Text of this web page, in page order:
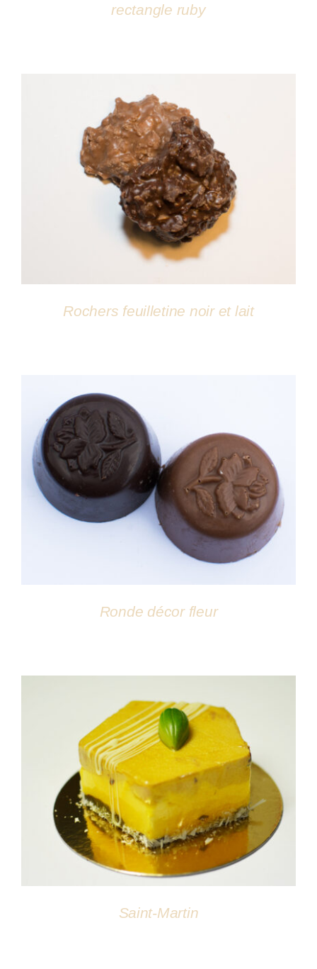
rectangle ruby
DÉTAILS
Rochers feuilletine noir et lait
DÉTAILS
Ronde décor fleur
DÉTAILS
Saint-Martin